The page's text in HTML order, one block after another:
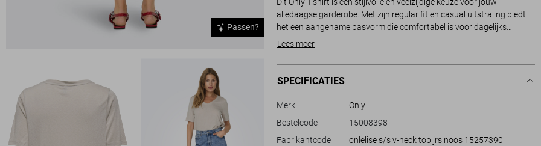
Passen?
alledaagse garderobe. Met zijn regular fit en casual uitstraling biedt
het een aangename pasvorm die comfortabel is voor dagelijks
gebruik. De subtiele moonbeam kleur met een gemêleerd patroon
extra toe aan het klassieke design, wat dit T-shirt perfect maakt voor
diverse gelegenheden.
Gemaakt van een zachte blend van 70% viscose en 30% polyester,
lengte zorgen voor een ontspannen fit die ideaal is voor informele
bijeenkomsten, een dagje uit in de stad of een comfortabele dag thuis.
Lees meer
SPECIFICATIES
Merk
Only
Bestelcode
15008398
Fabrikantcode
onlelise s/s v-neck top jrs noos 15257390